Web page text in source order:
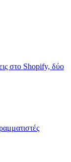
στο Shopify, δύο